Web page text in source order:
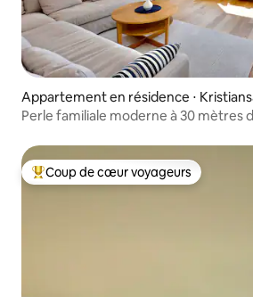
Appartement en résidence ⋅
Perle familiale moderne à 30 mètres
Coups de cœur voyageurs les plus
Coup de cœur voyageurs